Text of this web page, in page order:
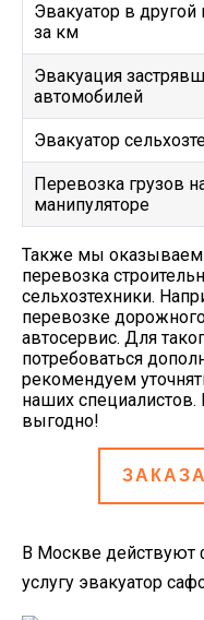
Эвакуатор в другой
за км
Эвакуация
автомобилей
Эвакуатор
Перевозка грузов
манипуляторе
Также мы оказываем
перевозка
сельхозтехники.
перевозке
автосервис. Для
потребоваться
рекомендуем
наших специалистов.
выгодно!
В Москве действуют
услугу эвакуатор